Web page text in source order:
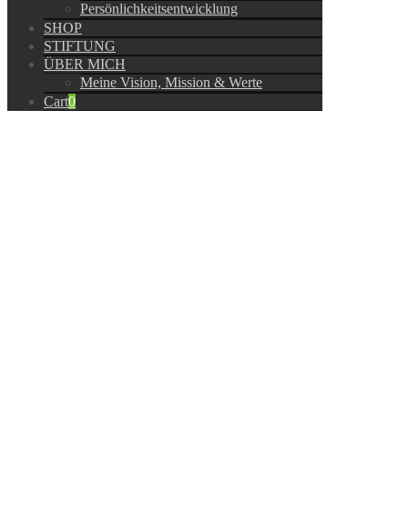
Persönlichkeitsentwicklung
SHOP
STIFTUNG
ÜBER MICH
Meine Vision, Mission & Werte
Cart0